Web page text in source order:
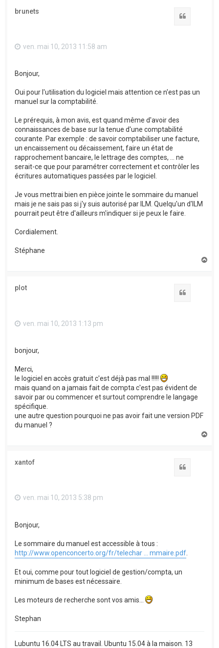
brunets
ven. mai 10, 2013 11:58 am
Bonjour,
Oui pour l'utilisation du logiciel mais attention ce n'est pas un
manuel sur la comptabilité.
Le prérequis, à mon avis, est quand même d'avoir des
connaissances de base sur la tenue d'une comptabilité
courante. Par exemple : de savoir comptabiliser une facture,
un encaissement ou décaissement, faire un état de
rapprochement bancaire, le lettrage des comptes, ... ne
serait-ce que pour paramétrer correctement et contrôler les
écritures automatiques passées par le logiciel.
Je vous mettrai bien en pièce jointe le sommaire du manuel
mais je ne sais pas si j'y suis autorisé par ILM. Quelqu'un d'ILM
pourrait peut être d'ailleurs m'indiquer si je peux le faire.
Cordialement.
Stéphane
plot
ven. mai 10, 2013 1:13 pm
bonjour,
Merci,
le logiciel en accès gratuit c'est déjà pas mal !!!!!
mais quand on a jamais fait de compta c'est pas évident de
savoir par ou commencer et surtout comprendre le langage
spécifique.
une autre question pourquoi ne pas avoir fait une version PDF
du manuel ?
xantof
ven. mai 10, 2013 5:38 pm
Bonjour,
Le sommaire du manuel est accessible à tous :
http://www.openconcerto.org/fr/telechar ... mmaire.pdf
Et oui, comme pour tout logiciel de gestion/compta, un
minimum de bases est nécessaire.
Les moteurs de recherche sont vos amis...
Stephan
Lubuntu 16.04 LTS au travail. Ubuntu 15.04 à la maison. 13